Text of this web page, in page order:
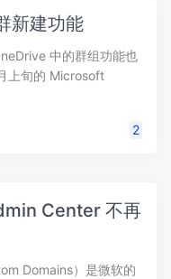
新建功能
中的群组功能也
上旬的 Microsoft
2
Center 不再
Domains）是微软的